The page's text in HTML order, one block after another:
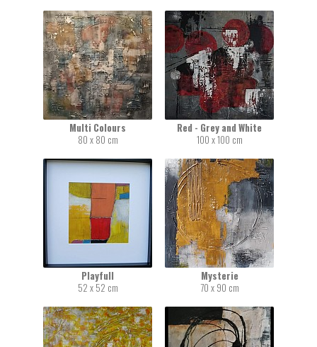
Multi Colours
80 x 80 cm
Red - Grey and White
100 x 100 cm
Playfull
52 x 52 cm
Mysterie
70 x 90 cm